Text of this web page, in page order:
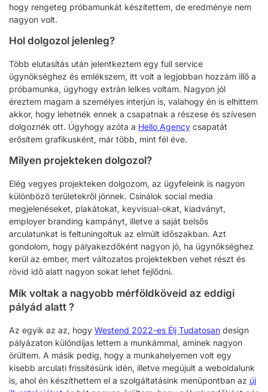
hogy rengeteg próbamunkát készítettem, de eredménye nem
nagyon volt.
Hol dolgozol jelenleg?
Több elutasítás után jelentkeztem egy full service
ügynökséghez és emlékszem, itt volt a legjobban hozzám illő a
próbamunka, úgyhogy extrán lelkes voltam. Nagyon jól
éreztem magam a személyes interjún is, valahogy én is elhittem
akkor, hogy lehetnék ennek a csapatnak a részese és szívesen
dolgoznék ott. Úgyhogy azóta a Hello Agency csapatát
erősítem grafikusként, már több, mint fél éve.
Milyen projekteken dolgozol?
Elég vegyes projekteken dolgozom, az ügyfeleink is nagyon
különböző területekről jönnek. Csinálok social media
megjelenéseket, plakátokat, keyvisual-okat, kiadványt,
employer branding kampányt, illetve a saját belsős
arculatunkat is feltuningoltuk az elmúlt időszakban. Azt
gondolom, hogy pályakezdőként nagyon jó, ha ügynökséghez
kerül az ember, mert változatos projektekben vehet részt és
rövid idő alatt nagyon sokat lehet fejlődni.
Mik voltak a nagyobb mérföldköveid az eddigi
pályád alatt ?
Az egyik az az, hogy Westend 2022-es Élj Tudatosan design
pályázaton különdíjas lettem a munkámmal, aminek nagyon
örültem. A másik pedig, hogy a munkahelyemen volt egy
kisebb arculati frissítésünk idén, illetve megújult a weboldalunk
is, ahol én készíthettem el a szolgáltatásink menüpontban az új